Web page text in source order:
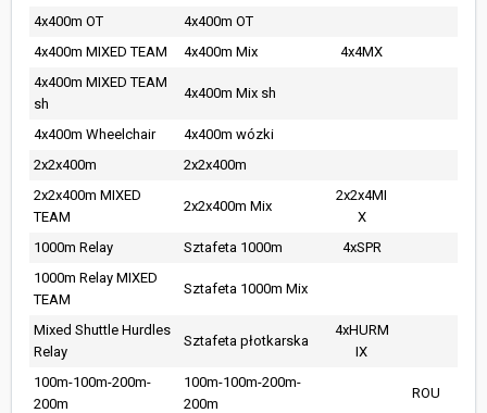
4x400m OT
4x400m OT
4x400m MIXED TEAM
4x400m Mix
4x4MX
4x400m MIXED TEAM
sh
4x400m Mix sh
4x400m Wheelchair
4x400m wózki
2x2x400m
2x2x400m
2x2x400m MIXED
TEAM
2x2x400m Mix
2x2x4MI
X
1000m Relay
Sztafeta 1000m
4xSPR
1000m Relay MIXED
TEAM
Sztafeta 1000m Mix
Mixed Shuttle Hurdles
Relay
Sztafeta płotkarska
4xHURM
IX
100m-100m-200m-
200m
100m-100m-200m-
200m
ROU